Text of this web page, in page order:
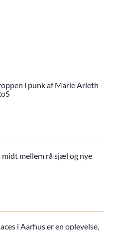
i punk af Marie Arleth
midt mellem rå sjæl og nye
i Aarhus er en oplevelse,